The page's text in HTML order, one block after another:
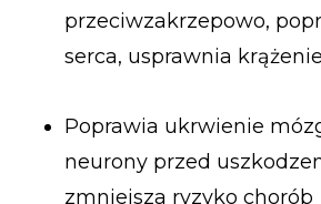
przeciwzakrzepowo,
serca, usprawnia
Poprawia ukrwienie
neurony przed
zmniejsza ryzyko chorób